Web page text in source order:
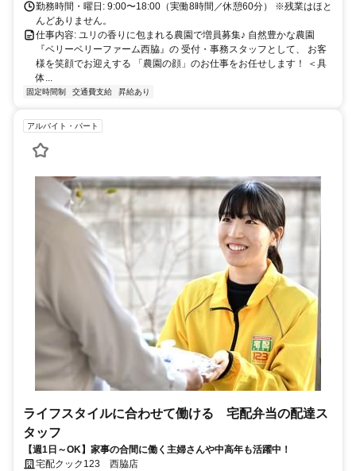
勤務時間・曜日: 9:00〜18:00（実働8時間／休憩60分） ※残業はほと
んどありません。
仕事内容: ユリの香りに包まれる農園で増員募集♪ 自然豊かな農園
『ベリーベリーファーム西脇』の 受付・事務スタッフとして、 お客
様を笑顔でお迎えする 「農園の顔」のお仕事をお任せします！ ＜具
体...
固定時間制 交通費支給 昇給あり
アルバイト・パート
ライフスタイルに合わせて働ける 宅配弁当の配達ス
タッフ
【週1日～OK】家事の合間に働く主婦さんや中高年も活躍中！
宅配クック123 西脇店